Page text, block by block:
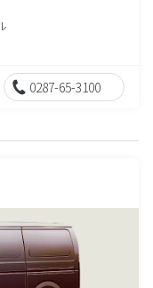
0287-65-3100